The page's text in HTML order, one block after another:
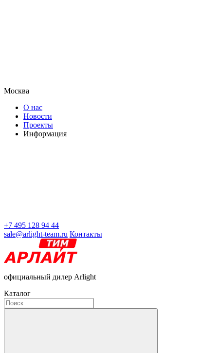
Москва
О нас
Новости
Проекты
Информация
+7 495 128 94 44
sale@arlight-team.ru Контакты
официальный дилер Arlight
Каталог